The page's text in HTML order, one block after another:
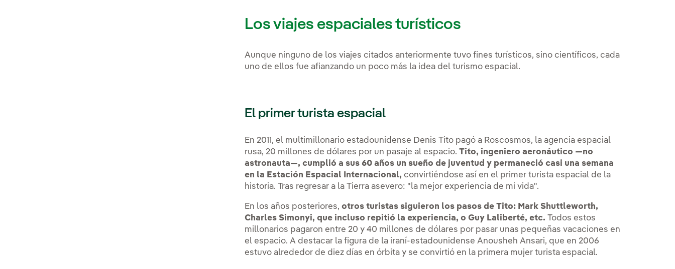
Los viajes espaciales turísticos
Aunque ninguno de los viajes citados anteriormente tuvo fines turísticos, sino científicos, cada
uno de ellos fue afianzando un poco más la idea del turismo espacial.
El primer turista espacial
En 2011, el multimillonario estadounidense Denis Tito pagó a Roscosmos, la agencia espacial
rusa, 20 millones de dólares por un pasaje al espacio.Tito, ingeniero aeronáutico —no
astronauta—, cumplió a sus 60 años un sueño de juventud y permaneció casi una semana
en la Estación Espacial Internacional, convirtiéndose así en el primer turista espacial de la
historia. Tras regresar a la Tierra asevero: "la mejor experiencia de mi vida".
En los años posteriores,otros turistas siguieron los pasos de Tito: Mark Shuttleworth,
Charles Simonyi, que incluso repitió la experiencia, o Guy Laliberté, etc. Todos estos
millonarios pagaron entre 20 y 40 millones de dólares por pasar unas pequeñas vacaciones en
el espacio. A destacar la figura de la iraní-estadounidense Anousheh Ansari, que en 2006
estuvo alrededor de diez días en órbita y se convirtió en la primera mujer turista espacial.